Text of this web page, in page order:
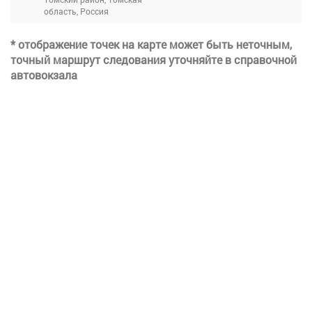
область, Россия
* отображение точек на карте может быть неточным,
точный маршрут следования уточняйте в справочной
автовокзала